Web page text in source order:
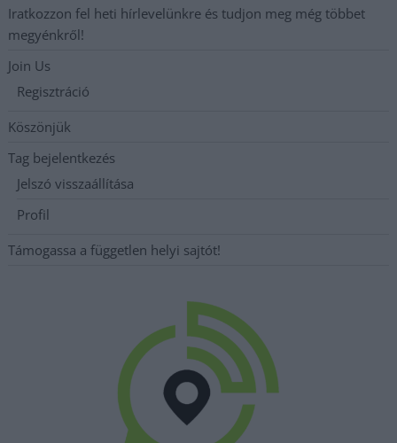
Iratkozzon fel heti hírlevelünkre és tudjon meg még többet
megyénkről!
Join Us
Regisztráció
Köszönjük
Tag bejelentkezés
Jelszó visszaállítása
Profil
Támogassa a független helyi sajtót!